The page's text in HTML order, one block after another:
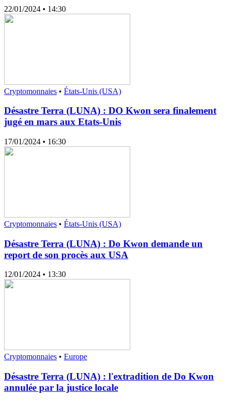
22/01/2024 • 14:30
Cryptomonnaies • États-Unis (USA)
Désastre Terra (LUNA) : DO Kwon sera finalement
jugé en mars aux Etats-Unis
17/01/2024 • 16:30
Cryptomonnaies • États-Unis (USA)
Désastre Terra (LUNA) : Do Kwon demande un
report de son procès aux USA
12/01/2024 • 13:30
Cryptomonnaies • Europe
Désastre Terra (LUNA) : l'extradition de Do Kwon
annulée par la justice locale